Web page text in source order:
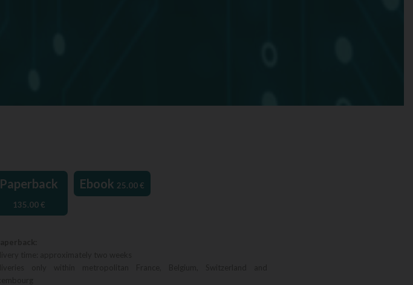
Paperback
135.00€
Ebook 25.00€